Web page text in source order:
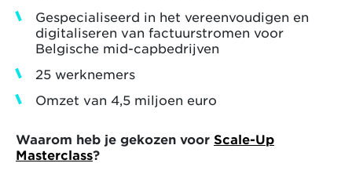
Gespecialiseerd in het vereenvoudigen en
digitaliseren van factuurstromen voor
Belgische mid-capbedrijven
25 werknemers
Omzet van 4,5 miljoen euro
Waarom heb je gekozen voor Scale-Up
Masterclass?